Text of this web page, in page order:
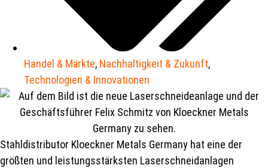
Handel & Märkte, Nachhaltigkeit & Zukunft,
Technologien & Innovationen
Stahldistributor Kloeckner Metals Germany hat eine der
größten und leistungsstärksten Laserschneidanlagen